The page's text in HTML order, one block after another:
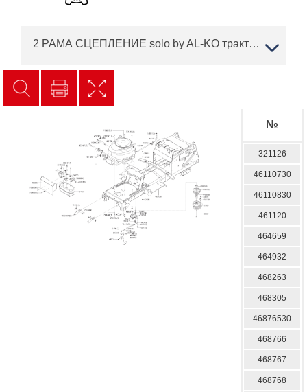
2 РАМА СЦЕПЛЕНИЕ solo by AL-KO трактор T 13-93.7 HD Артикул: 127416 с 02/2019 года
№
321126
46110730
46110830
461120
464659
464932
468263
468305
46876530
468766
468767
468768